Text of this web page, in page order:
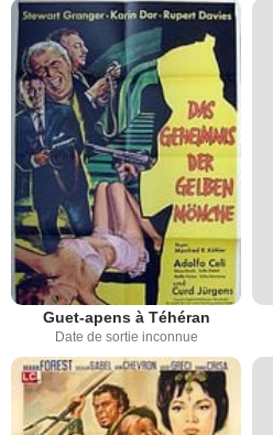
Guet-apens à Téhéran
Date de sortie inconnue